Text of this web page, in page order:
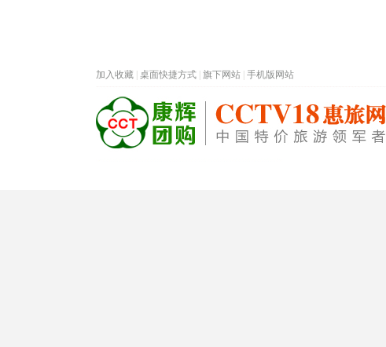
加入收藏 桌面快捷方式 旗下网站 手机版网站